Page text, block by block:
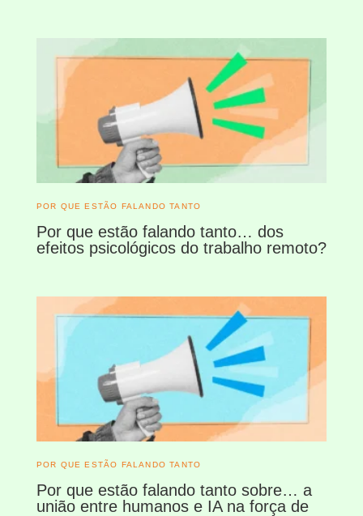
POR QUE ESTÃO FALANDO TANTO
Por que estão falando tanto… dos
efeitos psicológicos do trabalho remoto?
POR QUE ESTÃO FALANDO TANTO
Por que estão falando tanto sobre… a
união entre humanos e IA na força de